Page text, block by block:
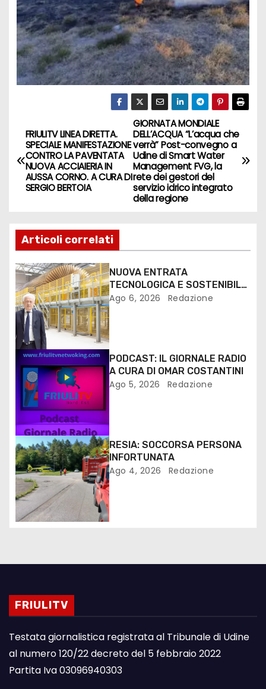
GIORNATA MONDIALE
DELL’ACQUA “L’acqua che
verrà” Post-convegno a
Udine di Smart Water
Management FVG, la
rete dei gestori del
servizio idrico integrato
della regione
FRIULITV LINEA DIRETTA.
SPECIALE MANIFESTAZIONE
CONTRO LA PAVENTATA
NUOVA ACCIAIERIA IN
AUSSA CORNO. A CURA DI
SERGIO BERTOIA
Articoli correlati
NUOVA ENTRATA
TECNOLOGICA E SOSTENIBILE
PER I MEZZI PESANTI ALLA
Ago 6, 2026 Redazione
PODCAST: IL GIORNALE RADIO
A CURA DI OMAR COSTANTINI
Ago 5, 2026 Redazione
RESIA: SOCCORSA PERSONA
INFORTUNATA
Ago 4, 2026 Redazione
FRIULITV
Testata giornalistica registrata al Tribunale di Udine
al numero 120/22 decreto del 5 febbraio 2022
Partita Iva 03096940303